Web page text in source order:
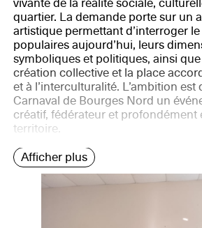
vivante de la réalité sociale,
quartier. La demande porte sur un
artistique permettant d’interroger
populaires aujourd’hui, leurs
symboliques et politiques, ainsi
création collective et la place
et à l’interculturalité. L’ambition est
Carnaval de Bourges Nord un
créatif, fédérateur et profondément
territoire.
Afficher plus